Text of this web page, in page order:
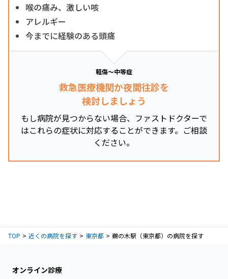
喉の痛み、激しい咳
アレルギー
今までに経験のある頭痛
軽傷～中等症
救急医療機関か夜間往診を
検討しましょう
もし病院が見つからない場合、ファストドクターで
はこれらの症状に対応することができます。ご相談
ください。
TOP 近くの病院を探す 東京都 鵜の木駅（東京都）の病院を探す
オンライン診療